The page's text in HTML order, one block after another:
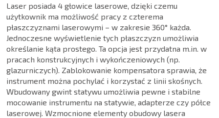
Laser posiada 4 głowice laserowe, dzięki czemu
użytkownik ma możliwość pracy z czterema
płaszczyznami laserowymi – w zakresie 360° każda.
Jednoczesne wyświetlenie tych płaszczyzn umożliwia
określanie kąta prostego. Ta opcja jest przydatna m.in. w
pracach konstrukcyjnych i wykończeniowych (np.
glazurniczych). Zablokowanie kompensatora sprawia, że
instrument można pochylać i korzystać z linii skośnych.
Wbudowany gwint statywu umożliwia pewne i stabilne
mocowanie instrumentu na statywie, adapterze czy półce
laserowej. Wzmocnione elementy obudowy lasera